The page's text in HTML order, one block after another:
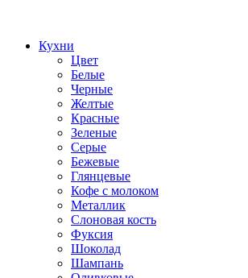
Кухни
Цвет
Белые
Черные
Желтые
Красные
Зеленые
Серые
Бежевые
Глянцевые
Кофе с молоком
Металлик
Слоновая кость
Фуксия
Шоколад
Шампань